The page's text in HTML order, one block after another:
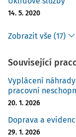
14. 5. 2020
Zobrazit vše (17)
Související
Vyplácení
pracovní
20. 1. 2026
Doprava a
29. 1. 2026